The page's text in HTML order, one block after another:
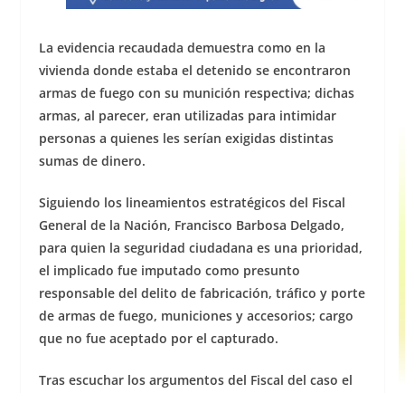
La evidencia recaudada demuestra como en la
vivienda donde estaba el detenido se encontraron
armas de fuego con su munición respectiva; dichas
armas, al parecer, eran utilizadas para intimidar
personas a quienes les serían exigidas distintas
sumas de dinero.
Siguiendo los lineamientos estratégicos del Fiscal
General de la Nación, Francisco Barbosa Delgado,
para quien la seguridad ciudadana es una prioridad,
el implicado fue imputado como presunto
responsable del delito de fabricación, tráfico y porte
de armas de fuego, municiones y accesorios; cargo
que no fue aceptado por el capturado.
Tras escuchar los argumentos del Fiscal del caso el